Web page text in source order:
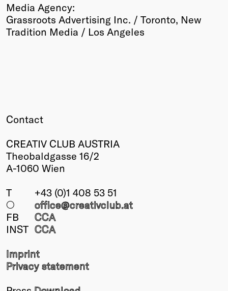
Media Agency:
Grassroots Advertising Inc. / Toronto, New
Tradition Media / Los Angeles
Contact
CREATIV CLUB AUSTRIA
Theobaldgasse 16/2
A-1060 Wien
T
+43 (0)1 408 53 51
○
office@creativclub.at
FB
CCA
INST CCA
Imprint
Privacy statement